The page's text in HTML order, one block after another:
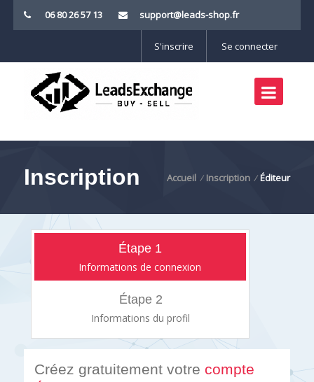
06 80 26 57 13 support@leads-shop.fr
S'inscrire Se connecter
Inscription Accueil / Inscription / Éditeur
Étape 1
Informations de connexion
Étape 2
Informations du profil
Créez gratuitement votre compte